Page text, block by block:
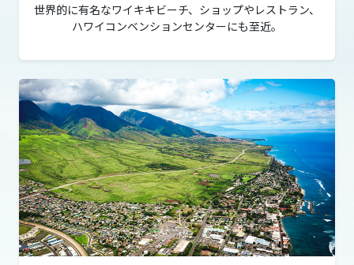
世界的に有名なワイキキビーチ、ショップやレストラン、
ハワイコンベンションセンターにも至近。